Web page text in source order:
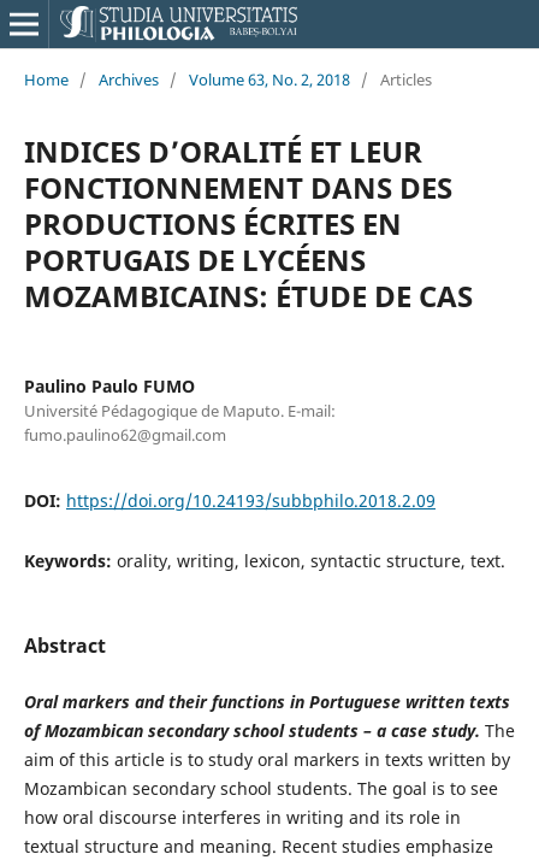
Home / Archives / Volume 63, No. 2, 2018 / Articles
INDICES D’ORALITÉ ET LEUR
FONCTIONNEMENT DANS DES
PRODUCTIONS ÉCRITES EN
PORTUGAIS DE LYCÉENS
MOZAMBICAINS: ÉTUDE DE CAS
Paulino Paulo FUMO
Université Pédagogique de Maputo. E-mail:
fumo.paulino62@gmail.com
DOI: https://doi.org/10.24193/subbphilo.2018.2.09
Keywords: orality, writing, lexicon, syntactic structure, text.
Abstract
Oral markers and their functions in Portuguese written texts
of Mozambican secondary school students – a case study. The
aim of this article is to study oral markers in texts written by
Mozambican secondary school students. The goal is to see
how oral discourse interferes in writing and its role in
textual structure and meaning. Recent studies emphasize